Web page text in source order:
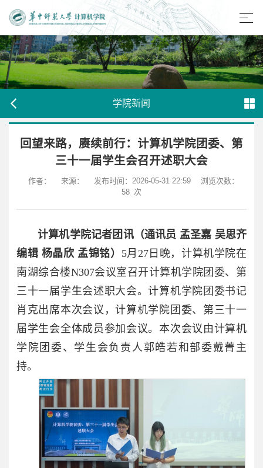
学院新闻
回望来路，赓续前行：计算机学院团委、第
三十一届学生会召开述职大会
作者： 来源： 发布时间：2026-05-31 22:59
浏览次数：
58 次
计算机学院记者团讯（通讯员 孟圣嘉 吴思齐
编辑 杨晶欣 孟锦铭） 5月27日晚，计算机学院在
南湖综合楼N307会议室召开计算机学院团委、第
三十一届学生会述职大会。计算机学院团委书记
肖克出席本次会议，计算机学院团委、第三十一
届学生会全体成员参加会议。本次会议由计算机
学院团委、学生会负责人郭皓若和部委戴菁主
持。